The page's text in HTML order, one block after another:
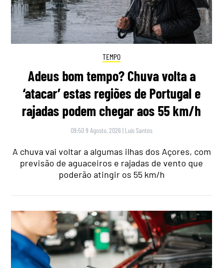
TEMPO
Adeus bom tempo? Chuva volta a
‘atacar’ estas regiões de Portugal e
rajadas podem chegar aos 55 km/h
09:50 9 Agosto, 2026 | Luís Santos
A chuva vai voltar a algumas ilhas dos Açores, com
previsão de aguaceiros e rajadas de vento que
poderão atingir os 55 km/h